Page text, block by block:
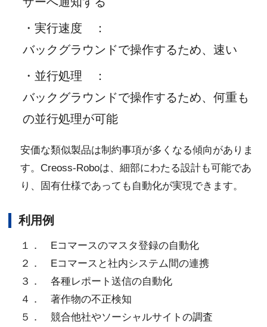
・実行速度
：
バックグラウンドで操作するため、速い
・並行処理
：
バックグラウンドで操作するため、何重も
の並行処理が可能
安価な類似製品は制約事項が多くなる傾向がありま
す。Creoss-Roboは、細部にわたる設計も可能であ
り、固有仕様であっても自動化が実現できます。
利用例
１． Eコマースのマスタ登録の自動化
２． Eコマースと社内システム間の連携
３． 各種レポート送信の自動化
４． 著作物の不正検知
５． 競合他社やソーシャルサイトの調査